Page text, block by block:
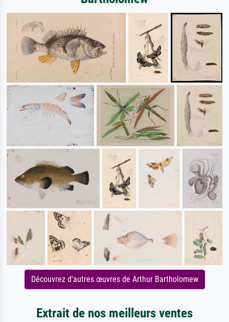
Découvrez d'autres œuvres de Arthur Bartholomew
Extrait de nos meilleurs ventes